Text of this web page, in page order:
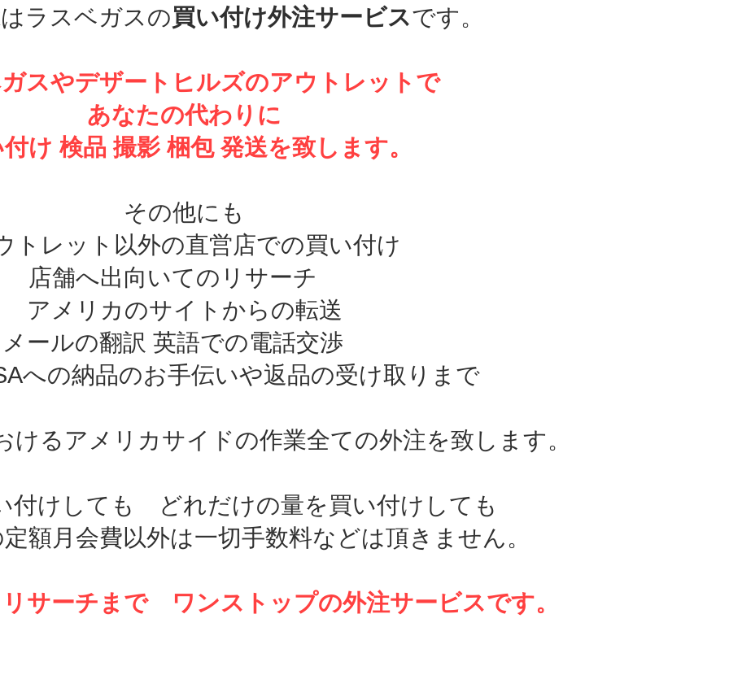
ラスベガスの買い付け外注サービスです。
スやデザートヒルズのアウトレットで
あなたの代わりに
け 検品 撮影 梱包 発送を致します。
その他にも
トレット以外の直営店での買い付け
店舗へ出向いてのリサーチ
アメリカのサイトからの転送
メールの翻訳 英語での電話交渉
への納品のお手伝いや返品の受け取りまで
けるアメリカサイドの作業全ての外注を致します。
付けしても どれだけの量を買い付けしても
額月会費以外は一切手数料などは頂きません。
サーチまで ワンストップの外注サービスです。